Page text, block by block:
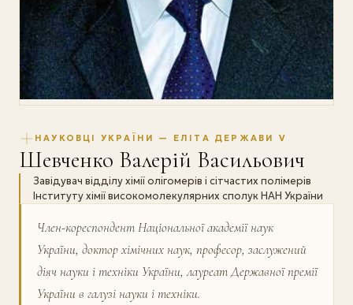
НАУКОВЦІ УКРАЇНИ — ЕЛІТА ДЕРЖАВИ V
Шевченко Валерій Васильович
Завідувач відділу хімії олігомерів і сітчастих полімерів
Інституту хімії високомолекулярних сполук НАН України
Член-кореспондент Національної академії наук
України, доктор хімічних наук, професор, заслужений
діяч науки і техніки України, лауреат Державної премії
України в галузі науки і техніки.